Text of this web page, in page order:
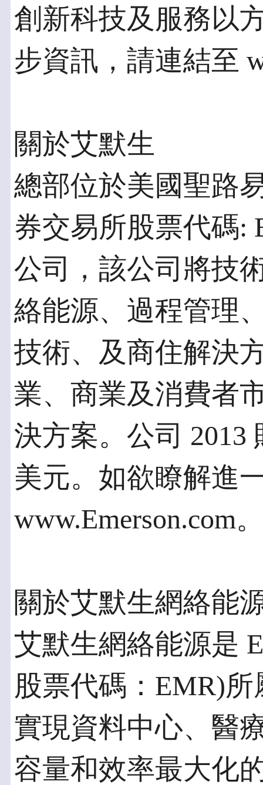
創新科技及服務以
步資訊，請連結至
關於艾默生
總部位於美國聖路
券交易所股票代碼:
公司，該公司將技
絡能源、過程管理
技術、及商住解決
業、商業及消費者
決方案。公司 2013
美元。如欲瞭解進
www.Emerson.com
關於艾默生網絡能
艾默生網絡能源是
股票代碼：EMR)
實現資料中心、醫
容量和效率最大化